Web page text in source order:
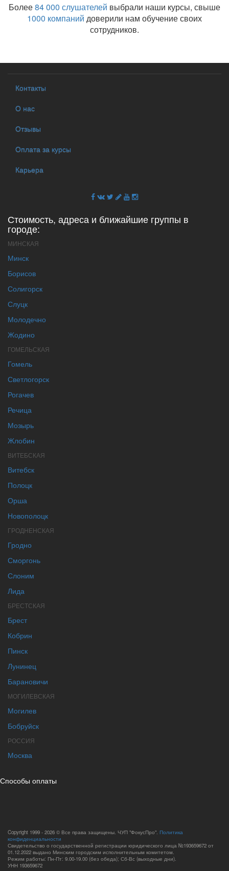
Более84 000 слушателей выбрали наши курсы, свыше
1000 компаний доверили нам обучение своих
сотрудников.
Контакты
О нас
Отзывы
Оплата за курсы
Карьера
Стоимость, адреса и ближайшие группы в
городе:
МИНСКАЯ
Минск
Борисов
Солигорск
Слуцк
Молодечно
Жодино
ГОМЕЛЬСКАЯ
Гомель
Светлогорск
Рогачев
Речица
Мозырь
Жлобин
ВИТЕБСКАЯ
Витебск
Полоцк
Орша
Новополоцк
ГРОДНЕНСКАЯ
Гродно
Сморгонь
Слоним
Лида
БРЕСТСКАЯ
Брест
Кобрин
Пинск
Лунинец
Барановичи
МОГИЛЕВСКАЯ
Могилев
Бобруйск
РОССИЯ
Москва
Способы оплаты
Copyright 1999 - 2026 © Все права защищены. ЧУП "ФокусПро". Политика
конфиденциальности
Свидетельство о государственной регистрации юридического лица №193659672 от
01.12.2022 выдано Минским городским исполнительным комитетом.
Режим работы: Пн-Пт: 9.00-19.00 (без обеда); Сб-Вс (выходные дни).
УНН 193659672